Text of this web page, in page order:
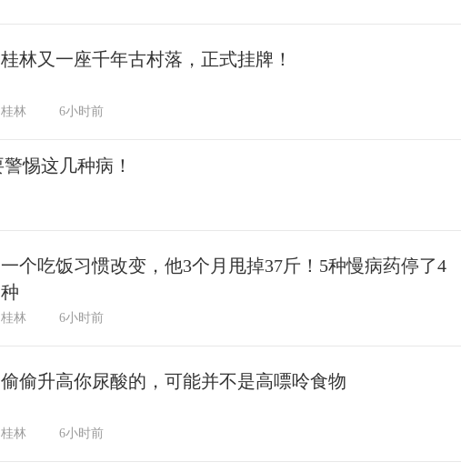
桂林又一座千年古村落，正式挂牌！
桂林 6小时前
惕这几种病！
一个吃饭习惯改变，他3个月甩掉37斤！5种慢病药停了4
种
桂林 6小时前
偷偷升高你尿酸的，可能并不是高嘌呤食物
桂林 6小时前